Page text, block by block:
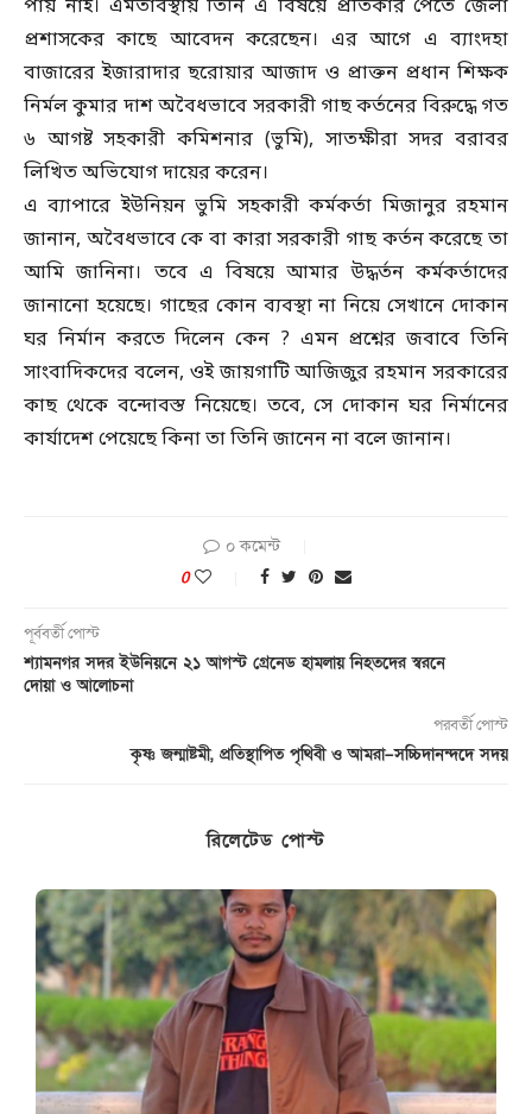
পায় নাই। এমতাবস্থায় তিনি এ বিষয়ে প্রতিকার পেতে জেলা
প্রশাসকের কাছে আবেদন করেছেন। এর আগে এ ব্যাংদহা
বাজারের ইজারাদার ছরোয়ার আজাদ ও প্রাক্তন প্রধান শিক্ষক
নির্মল কুমার দাশ অবৈধভাবে সরকারী গাছ কর্তনের বিরুদ্ধে গত
৬ আগষ্ট সহকারী কমিশনার (ভুমি), সাতক্ষীরা সদর বরাবর
লিখিত অভিযোগ দায়ের করেন।
এ ব্যাপারে ইউনিয়ন ভুমি সহকারী কর্মকর্তা মিজানুর রহমান
জানান, অবৈধভাবে কে বা কারা সরকারী গাছ কর্তন করেছে তা
আমি জানিনা। তবে এ বিষয়ে আমার উদ্ধর্তন কর্মকর্তাদের
জানানো হয়েছে। গাছের কোন ব্যবস্থা না নিয়ে সেখানে দোকান
ঘর নির্মান করতে দিলেন কেন ? এমন প্রশ্নের জবাবে তিনি
সাংবাদিকদের বলেন, ওই জায়গাটি আজিজুর রহমান সরকারের
কাছ থেকে বন্দোবস্ত নিয়েছে। তবে, সে দোকান ঘর নির্মানের
কার্যাদেশ পেয়েছে কিনা তা তিনি জানেন না বলে জানান।
০ কমেন্ট
0
পূর্ববর্তী পোস্ট
শ্যামনগর সদর ইউনিয়নে ২১ আগস্ট গ্রেনেড হামলায় নিহতদের স্বরনে
দোয়া ও আলোচনা
পরবর্তী পোস্ট
কৃষ্ণ জন্মাষ্টমী, প্রতিস্থাপিত পৃথিবী ও আমরা–সচ্চিদানন্দদে সদয়
রিলেটেড পোস্ট